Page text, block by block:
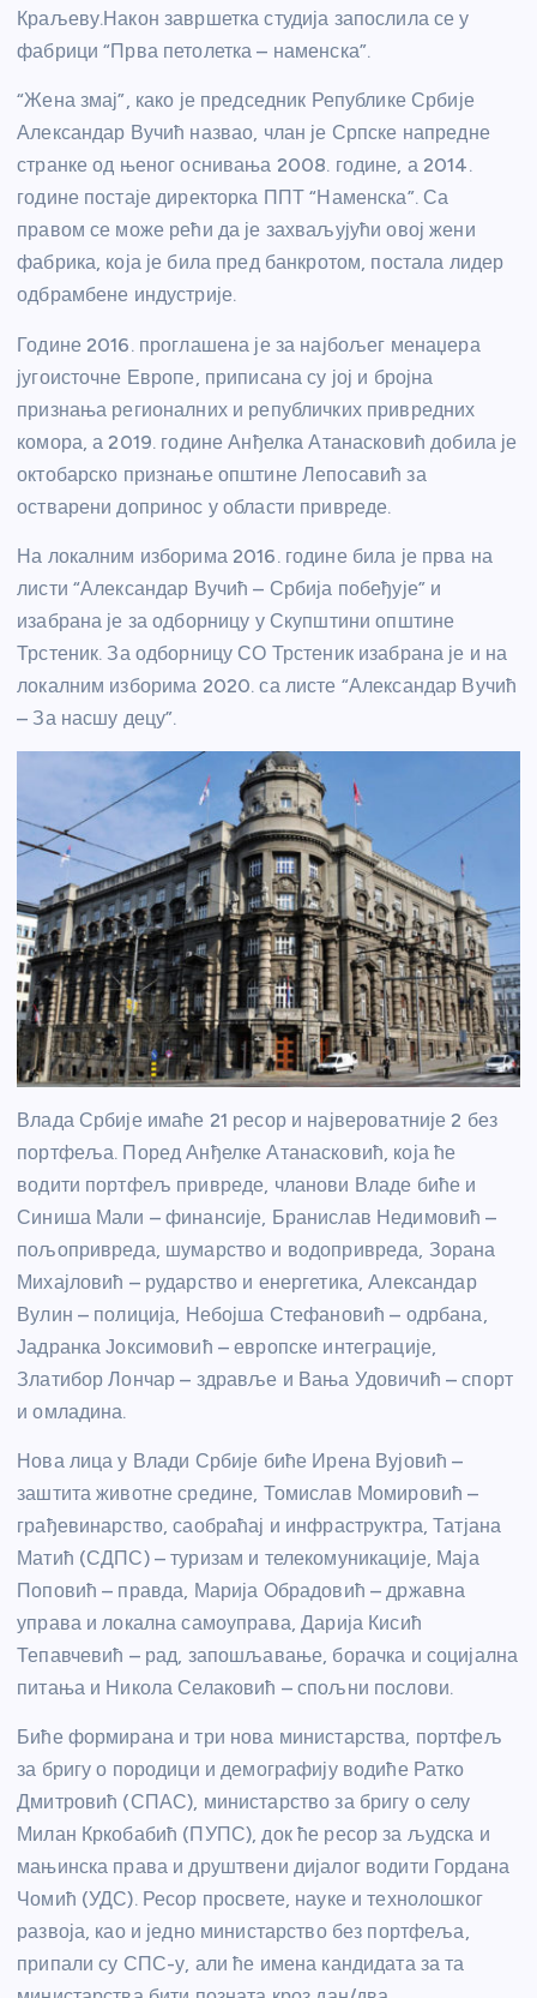
Краљеву.Након завршетка студија запослила се у
фабрици “Прва петолетка – наменска”.
“Жена змај”, како је председник Републике Србије
Александар Вучић назвао, члан је Српске напредне
странке од њеног оснивања 2008. године, а 2014.
године постаје директорка ППТ “Наменска”. Са
правом се може рећи да је захваљујући овој жени
фабрика, која је била пред банкротом, постала лидер
одбрамбене индустрије.
Године 2016. проглашена је за најбољег менаџера
југоисточне Европе, приписана су јој и бројна
признања регионалних и републичких привредних
комора, а 2019. године Анђелка Атанасковић добила је
октобарско признање општине Лепосавић за
остварени допринос у области привреде.
На локалним изборима 2016. године била је прва на
листи “Александар Вучић – Србија побеђује” и
изабрана је за одборницу у Скупштини општине
Трстеник. За одборницу СО Трстеник изабрана је и на
локалним изборима 2020. са листе “Александар Вучић
– За насшу децу”.
Влада Србије имаће 21 ресор и највероватније 2 без
портфеља. Поред Анђелке Атанасковић, која ће
водити портфељ привреде, чланови Владе биће и
Синиша Мали – финансије, Бранислав Недимовић –
пољопривреда, шумарство и водопривреда, Зорана
Михајловић – рударство и енергетика, Александар
Вулин – полиција, Небојша Стефановић – одрбана,
Јадранка Јоксимовић – европске интеграције,
Златибор Лончар – здравље и Вања Удовичић – спорт
и омладина.
Нова лица у Влади Србије биће Ирена Вујовић –
заштита животне средине, Томислав Момировић –
грађевинарство, саобраћај и инфраструктра, Татјана
Матић (СДПС) – туризам и телекомуникације, Маја
Поповић – правда, Марија Обрадовић – државна
управа и локална самоуправа, Дарија Кисић
Тепавчевић – рад, запошљавање, борачка и социјална
питања и Никола Селаковић – спољни послови.
Биће формирана и три нова министарства, портфељ
за бригу о породици и демографију водиће Ратко
Дмитровић (СПАС), министарство за бригу о селу
Милан Кркобабић (ПУПС), док ће ресор за људска и
мањинска права и друштвени дијалог водити Гордана
Чомић (УДС). Ресор просвете, науке и технолошког
развоја, као и једно министарство без портфеља,
припали су СПС-у, али ће имена кандидата за та